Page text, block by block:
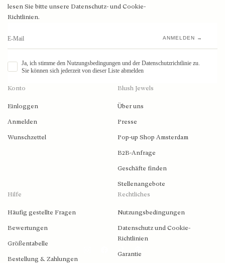
Konto
Einloggen
Anmelden
Wunschzettel
Blush Jewels
Über uns
Presse
Pop-up Shop Amsterdam
B2B-Anfrage
Geschäfte finden
Stellenangebote
Hilfe
Häufig gestellte Fragen
Bewertungen
Größentabelle
Bestellung & Zahlungen
Rechtliches
Nutzungsbedingungen
Datenschutz und Cookie-
Richtlinien
Garantie
lesen Sie bitte unsere Datenschutz- und Cookie-
Richtlinien.
ANMELDEN →
Ja, ich stimme den Nutzungsbedingungen und der Datenschutzrichtlinie zu.
Sie können sich jederzeit von dieser Liste abmelden